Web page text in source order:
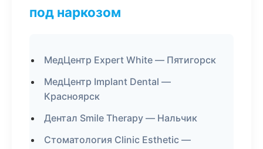
под наркозом
МедЦентр Expert White — Пятигорск
МедЦентр Implant Dental —
Красноярск
Дентал Smile Therapy — Нальчик
Стоматология Clinic Esthetic —